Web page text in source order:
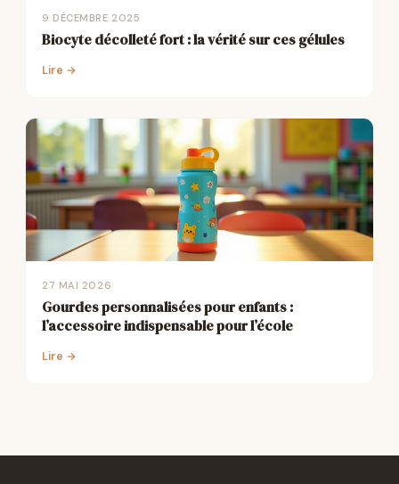
9 DÉCEMBRE 2025
Biocyte décolleté fort : la vérité sur ces gélules
Lire →
27 MAI 2026
Gourdes personnalisées pour enfants :
l’accessoire indispensable pour l’école
Lire →